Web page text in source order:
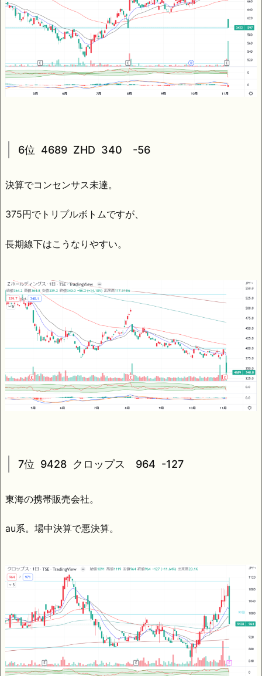
6位 4689 ZHD 340 -56
決算でコンセンサス未達。
375円でトリプルボトムですが、
長期線下はこうなりやすい。
7位 9428 クロップス 964 -127
東海の携帯販売会社。
au系。場中決算で悪決算。